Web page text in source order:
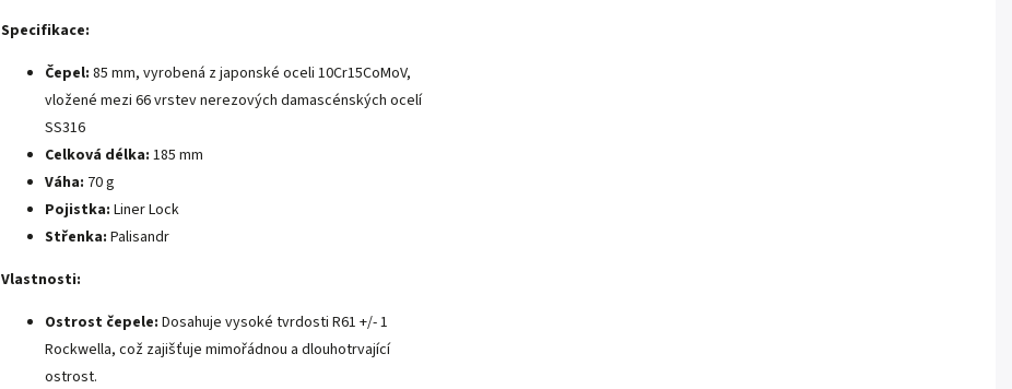
Specifikace:
Čepel: 85 mm, vyrobená z japonské oceli 10Cr15CoMoV,
vložené mezi 66 vrstev nerezových damascénských ocelí
SS316
Celková délka: 185 mm
Váha: 70 g
Pojistka: Liner Lock
Střenka: Palisandr
Vlastnosti:
Ostrost čepele: Dosahuje vysoké tvrdosti R61 +/- 1
Rockwella, což zajišťuje mimořádnou a dlouhotrvající
ostrost.